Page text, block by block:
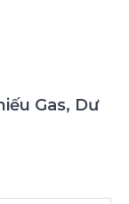
Gas, Dư